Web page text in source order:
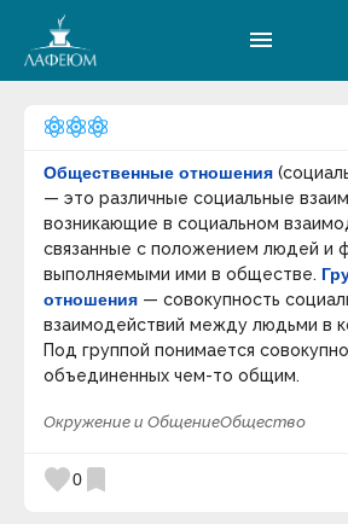
menu
Общественные отношения
— это различные социальные
возникающие в социальном
связанные с положением людей и
выполняемыми ими в обществе.
отношения — совокупность
взаимодействий между людьми в
Под группой понимается
объединенных чем-то общим.
Окружение и ОбщениеОбщество
favorite0 bookmark